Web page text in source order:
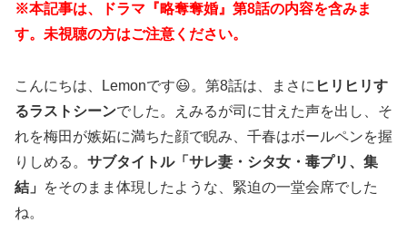
※本記事は、ドラマ『略奪奪婚』第8話の内容を含みま
す。未視聴の方はご注意ください。
こんにちは、Lemonです😃。第8話は、まさに ヒリヒリす
るラストシーンでした。えみるが司に甘えた声を出し、そ
れを梅田が嫉妬に満ちた顔で睨み、千春はボールペンを握
りしめる。 サブタイトル「サレ妻・シタ女・毒プリ、集
結」
をそのまま体現したような、緊迫の一堂会席でした
ね。